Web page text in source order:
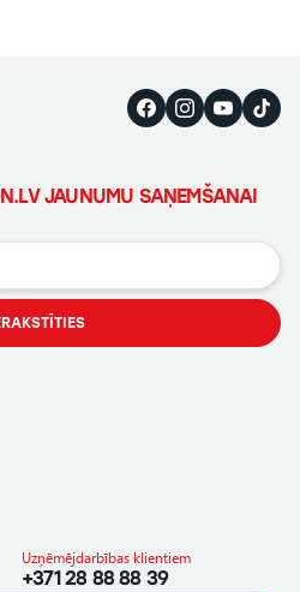
JAUNUMU SAŅEMŠANAI
Uzņēmējdarbības klientiem
+371 28 88 88 39